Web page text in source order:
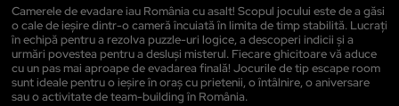
Camerele de evadare iau România cu asalt! Scopul jocului este de a găsi
o cale de ieșire dintr-o cameră încuiată în limita de timp stabilită. Lucrați
în echipă pentru a rezolva puzzle-uri logice, a descoperi indicii și a
urmări povestea pentru a desluși misterul. Fiecare ghicitoare vă aduce
cu un pas mai aproape de evadarea finală! Jocurile de tip escape room
sunt ideale pentru o ieșire în oraș cu prietenii, o întâlnire, o aniversare
sau o activitate de team-building în România.